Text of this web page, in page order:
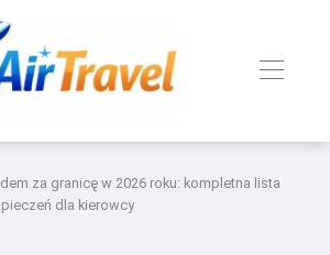
za granicę w 2026 roku: kompletna lista
dla kierowcy